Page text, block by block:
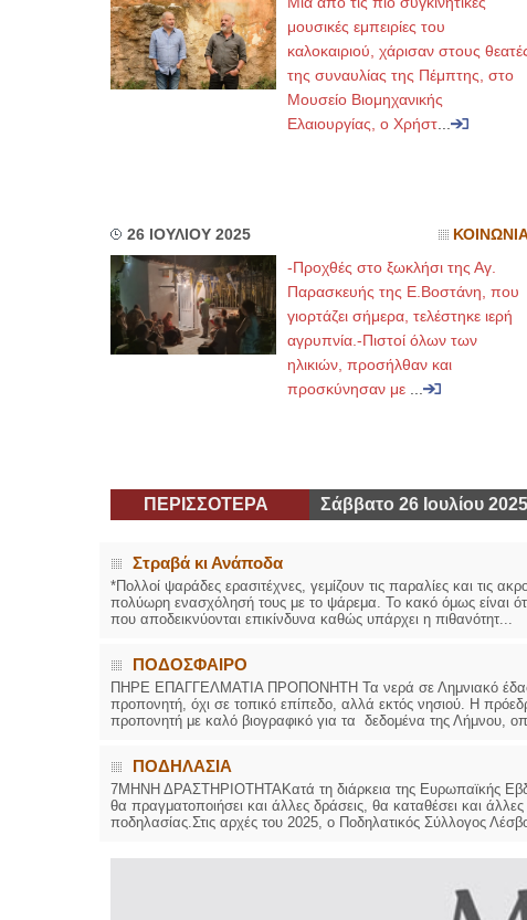
μουσικές εμπειρίες του
καλοκαιριού, χάρισαν στους
της συναυλίας της Πέμπτης, στο
Μουσείο Βιομηχανικής
Ελαιουργίας, ο Χρήστ...
26 ΙΟΥΛΙΟΥ 2025
-Προχθές στο ξωκλήσι της Αγ.
Παρασκευής της Ε.Βοστάνη, που
γιορτάζει σήμερα, τελέστηκε ιερή
αγρυπνία.-Πιστοί όλων των
ηλικιών, προσήλθαν και
προσκύνησαν με
ΠΕΡΙΣΣΟΤΕΡΑ Σάββατο 26 Ιουλίου 2025
Στραβά κι Ανάποδα
*Πολλοί ψαράδες ερασιτέχνες, γεμίζουν τις παραλίες και τις
πολύωρη ενασχόλησή τους με το ψάρεμα. Το κακό όμως είναι
που αποδεικνύονται επικίνδυνα καθώς υπάρχει η πιθανότητ...
ΠΟΔΟΣΦΑΙΡΟ
ΠΗΡΕ ΕΠΑΓΓΕΛΜΑΤΙΑ ΠΡΟΠΟΝΗΤΗ Τα νερά σε Λημνιακό
προπονητή, όχι σε τοπικό επίπεδο, αλλά εκτός νησιού. Η
προπονητή με καλό βιογραφικό για τα δεδομένα της Λήμνου,
ΠΟΔΗΛΑΣΙΑ
7ΜΗΝΗ ΔΡΑΣΤΗΡΙΟΤΗΤΑΚατά τη διάρκεια της Ευρωπαϊκής
θα πραγματοποιήσει και άλλες δράσεις, θα καταθέσει και
ποδηλασίας.Στις αρχές του 2025, ο Ποδηλατικός Σύλλογος